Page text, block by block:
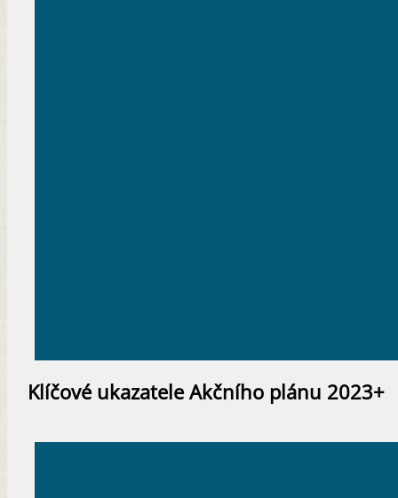
Klíčové ukazatele Akčního plánu 2023+